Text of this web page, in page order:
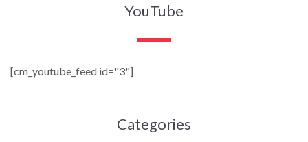
YouTube
[cm_youtube_feed id="3"]
Categories